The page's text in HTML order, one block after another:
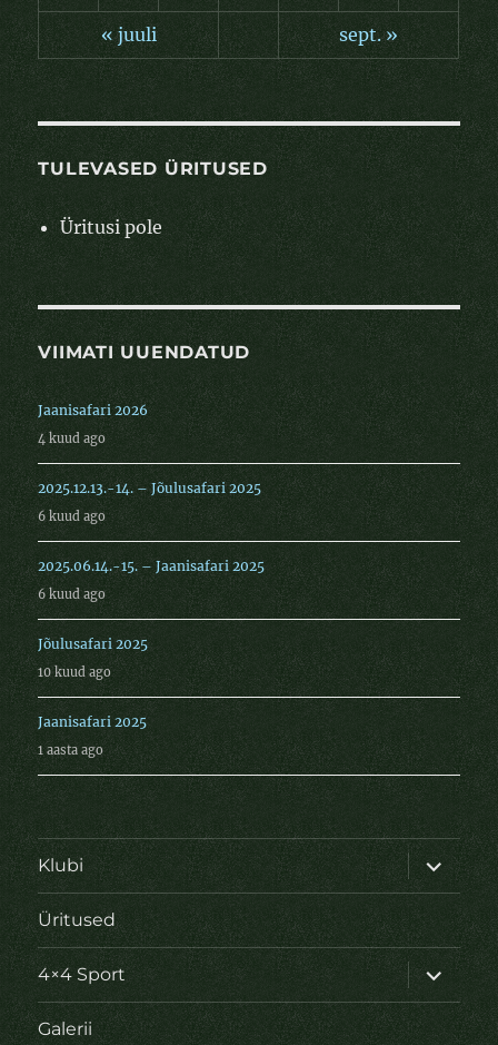
« juuli sept. »
TULEVASED ÜRITUSED
Üritusi pole
VIIMATI UUENDATUD
Jaanisafari 2026
4 kuud ago
2025.12.13.-14. – Jõulusafari 2025
6 kuud ago
2025.06.14.-15. – Jaanisafari 2025
6 kuud ago
Jõulusafari 2025
10 kuud ago
Jaanisafari 2025
1 aasta ago
Klubi
laienda
Üritused
4×4 Sport
laienda
Galerii